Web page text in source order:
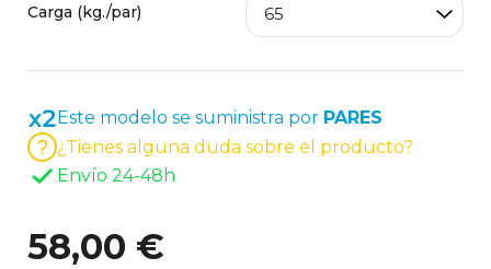
Carga (kg./par)
Este modelo se suministra por PARES
¿Tienes alguna duda sobre el producto?
Envío 24-48h
58,00 €